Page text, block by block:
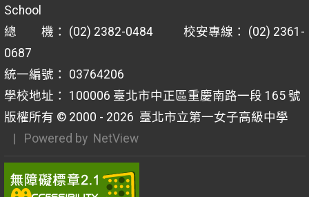
School
總 機： (02) 2382-0484 校安專線： (02) 2361-
0687
統一編號： 03764206
學校地址： 100006 臺北市中正區重慶南路一段 165 號
版權所有 © 2000 - 2026 臺北市立第一女子高級中學
| Powered by NetView